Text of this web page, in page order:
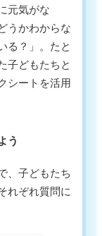
元気がな
うかわからな
る？」。たと
子どもたちと
シートを活用
う
、子どもたち
れぞれ質問に